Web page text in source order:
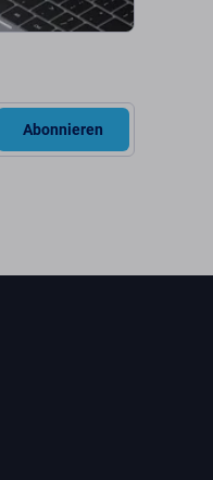
Abonnieren